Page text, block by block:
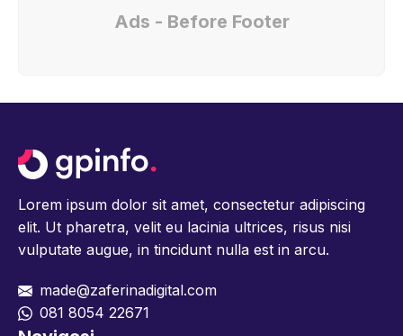
Ads - Before Footer
Lorem ipsum dolor sit amet, consectetur adipiscing
elit. Ut pharetra, velit eu lacinia ultrices, risus nisi
vulputate augue, in tincidunt nulla est in arcu.
made@zaferinadigital.com
081 8054 22671